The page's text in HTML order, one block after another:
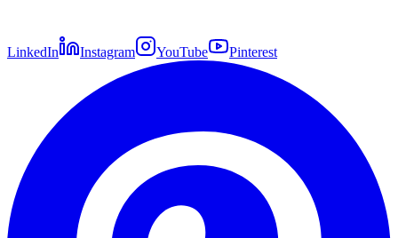
LinkedIn Instagram YouTube Pinterest